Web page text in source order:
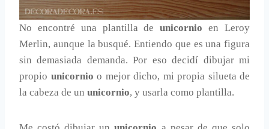
No encontré una plantilla deunicornioen Leroy
Merlin, aunque la busqué. Entiendo que es una figura
sin demasiada demanda. Por eso decidí dibujar mi
propio unicornio o mejor dicho, mi propia silueta de
la cabeza de un unicornio, y usarla como plantilla.